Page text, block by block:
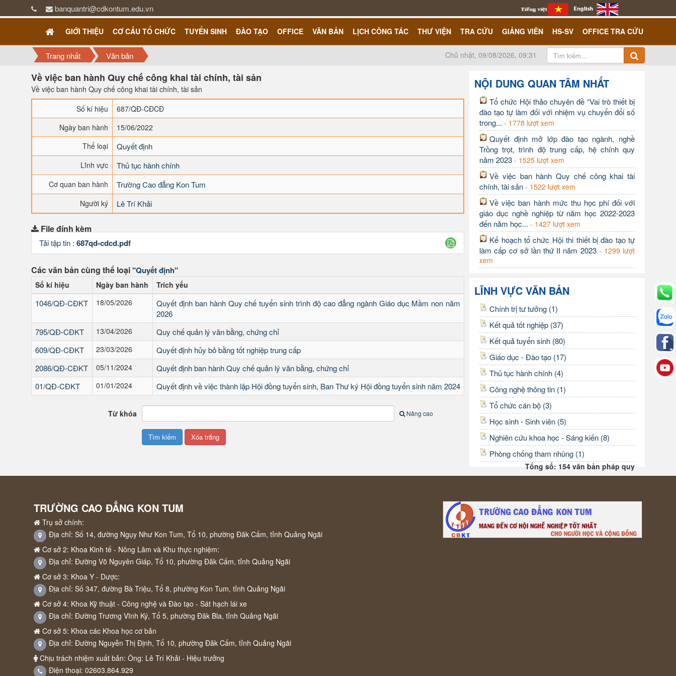
banquantri@cdkontum.edu.vn
GIỚI THIỆU CƠ CẤU TỔ CHỨC TUYỂN SINH ĐÀO TẠO OFFICE VĂN BẢN LỊCH CÔNG TÁC THƯ VIỆN TRA CỨU GIẢNG VIÊN HS-SV OFFICE TRA CỨU
Trang nhất Văn bản Chủ nhật, 09/08/2026, 09:31
Về việc ban hành Quy chế công khai tài chính, tài sản
Về việc ban hành Quy chế công khai tài chính, tài sản
Số kí hiệu
687/QĐ-CĐCĐ
Ngày ban hành
15/06/2022
Thể loại
Quyết định
Lĩnh vực Thủ tục hành chính
Cơ quan ban hành Trường Cao đẳng Kon Tum
Người ký Lê Trí Khải
File đính kèm
Tải tập tin : 687qd-cdcd.pdf
Các văn bản cùng thể loại"Quyết định"
Số kí hiệu Ngày ban hành Trích yếu
1046/QĐ-CĐKT 18/05/2026
Quyết định ban hành Quy chế tuyển sinh trình độ cao đẳng ngành Giáo dục Mầm non năm
2026
795/QĐ-CĐKT
13/04/2026
Quy chế quản lý văn bằng, chứng chỉ
609/QĐ-CĐKT
23/03/2026
Quyết định hủy bỏ bằng tốt nghiệp trung cấp
2086/QĐ-CĐKT
05/11/2024
Quyết định ban hành Quy chế quản lý văn bằng, chứng chỉ
01/QĐ-CĐKT
01/01/2024 Quyết định về việc thành lập Hội đồng tuyển sinh, Ban Thư ký Hội đồng tuyển sinh năm 2024
Từ khóa Nâng cao
NỘI DUNG QUAN TÂM NHẤT
Tổ chức Hội thảo chuyên đề “Vai trò thiết bị
đào tạo tự làm đối với nhiệm vụ chuyển đổi số
trong... - 1778 lượt xem
Quyết định mở lớp đào tạo ngành, nghề
Trồng trọt, trình độ trung cấp, hệ chính quy
năm 2023 - 1525 lượt xem
Về việc ban hành Quy chế công khai tài
chính, tài sản - 1522 lượt xem
Về việc ban hành mức thu học phí đối với
giáo dục nghề nghiệp từ năm học 2022-2023
đến năm học... - 1427 lượt xem
Kế hoạch tổ chức Hội thi thiết bị đào tạo tự
làm cấp cơ sở lần thứ II năm 2023 - 1299 lượt
xem
LĨNH VỰC VĂN BẢN
Chính trị tư tưởng (1)
Kết quả tốt nghiệp (37)
Kết quả tuyển sinh (80)
Giáo dục - Đào tạo (17)
Thủ tục hành chính (4)
Công nghệ thông tin (1)
Tổ chức cán bộ (3)
Học sinh - Sinh viên (5)
Nghiên cứu khoa học - Sáng kiến (8)
Phòng chống tham nhũng (1)
Tổng số: 154 văn bản pháp quy
TRƯỜNG CAO ĐẲNG KON TUM
Trụ sở chính:
Địa chỉ: Số 14, đường Ngụy Như Kon Tum, Tổ 10, phường Đăk Cấm, tỉnh Quảng Ngãi
Cơ sở 2: Khoa Kinh tế - Nông Lâm và Khu thực nghiệm:
Địa chỉ: Đường Võ Nguyên Giáp, Tổ 10, phường Đăk Cấm, tỉnh Quảng Ngãi
Cơ sở 3: Khoa Y - Dược:
Địa chỉ: Số 347, đường Bà Triệu, Tổ 8, phường Kon Tum, tỉnh Quảng Ngãi
Cơ sở 4: Khoa Kỹ thuật - Công nghệ và Đào tạo - Sát hạch lái xe
Địa chỉ: Đường Trương Vĩnh Ký, Tổ 5, phường Đăk Bla, tỉnh Quảng Ngãi
Cơ sở 5: Khoa các Khoa học cơ bản
Địa chỉ: Đường Nguyễn Thị Định, Tổ 10, phường Đăk Cấm, tỉnh Quảng Ngãi
Chịu trách nhiệm xuất bản: Ông: Lê Trí Khải - Hiệu trưởng
Điện thoại: 02603.864.929